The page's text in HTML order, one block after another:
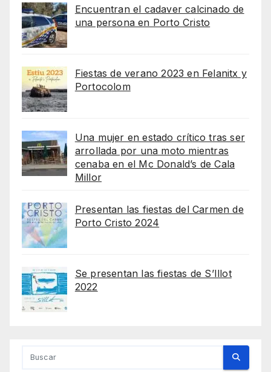
Encuentran el cadaver calcinado de
una persona en Porto Cristo
Fiestas de verano 2023 en Felanitx y
Portocolom
Una mujer en estado crítico tras ser
arrollada por una moto mientras
cenaba en el Mc Donald’s de Cala
Millor
Presentan las fiestas del Carmen de
Porto Cristo 2024
Se presentan las fiestas de S’Illot
2022